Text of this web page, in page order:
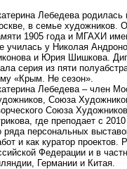
Лебедева родилась
в семье художников.
1905 года и МГАХИ
училась у Николая
и Юрия Шишкова.
серия из пяти
«Крым. Не сезон».
Лебедева – член
Союза
Союза
где преподает с 2010
персональных
и как куратор проектов.
Федерации и в
Германии и Китая.